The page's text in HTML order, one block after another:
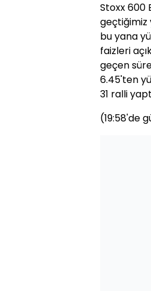
Stoxx 600
geçtiğimiz
bu yana
faizleri
geçen
6.45'ten
31 ralli
(19:58'de